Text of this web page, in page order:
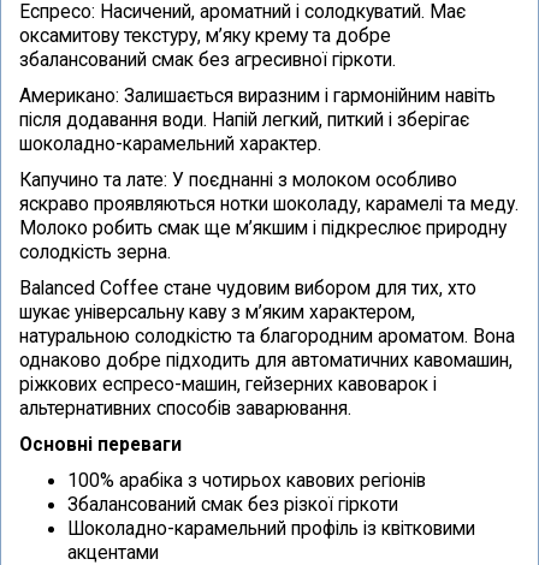
Еспресо: Насичений, ароматний і солодкуватий. Має
оксамитову текстуру, м’яку крему та добре
збалансований смак без агресивної гіркоти.
Американо: Залишається виразним і гармонійним навіть
після додавання води. Напій легкий, питкий і зберігає
шоколадно-карамельний характер.
Капучино та лате: У поєднанні з молоком особливо
яскраво проявляються нотки шоколаду, карамелі та меду.
Молоко робить смак ще м’якшим і підкреслює природну
солодкість зерна.
Balanced Coffee стане чудовим вибором для тих, хто
шукає універсальну каву з м’яким характером,
натуральною солодкістю та благородним ароматом. Вона
однаково добре підходить для автоматичних кавомашин,
ріжкових еспресо-машин, гейзерних кавоварок і
альтернативних способів заварювання.
Основні переваги
100% арабіка з чотирьох кавових регіонів
Збалансований смак без різкої гіркоти
Шоколадно-карамельний профіль із квітковими
акцентами